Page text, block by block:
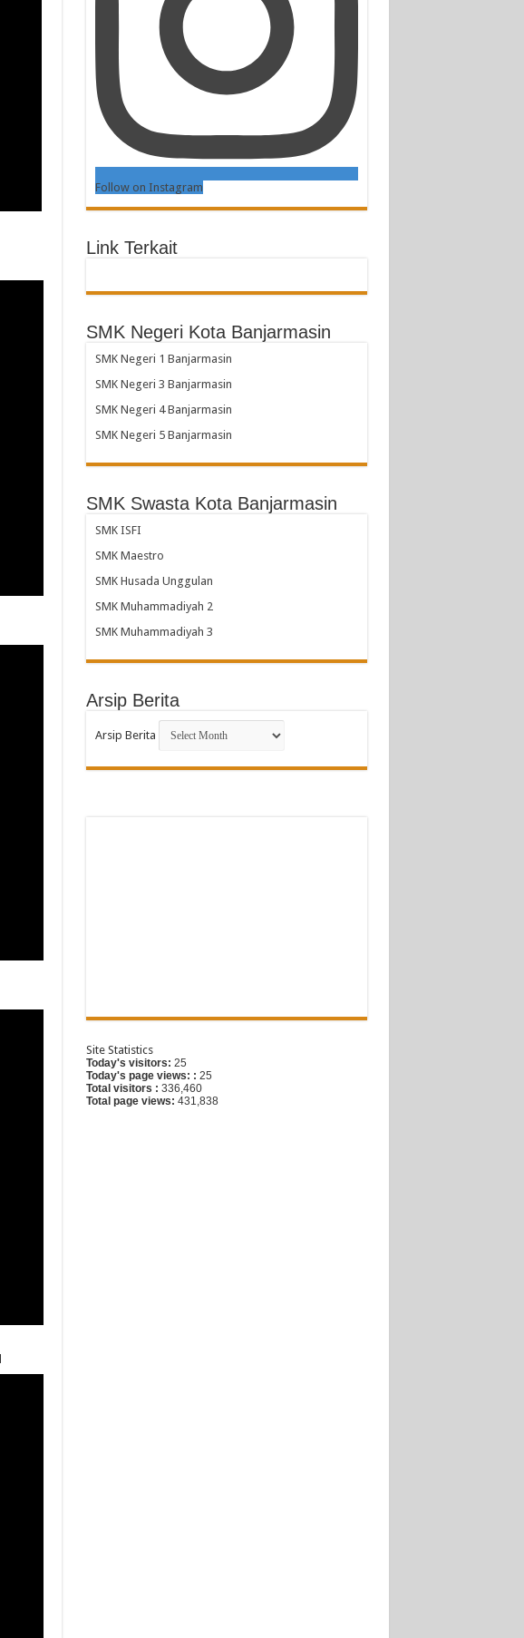
Follow on Instagram
Link Terkait
SMK Negeri Kota Banjarmasin
SMK Negeri 1 Banjarmasin
SMK Negeri 3 Banjarmasin
SMK Negeri 4 Banjarmasin
SMK Negeri 5 Banjarmasin
SMK Swasta Kota Banjarmasin
SMK ISFI
SMK Maestro
SMK Husada Unggulan
SMK Muhammadiyah 2
SMK Muhammadiyah 3
Arsip Berita
Arsip Berita
G
Site Statistics
Today's visitors: 25
Today's page views: : 25
Total visitors : 336,460
Total page views: 431,838